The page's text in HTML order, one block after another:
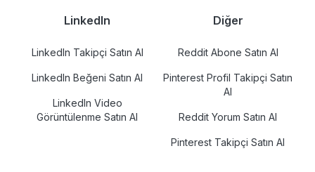
LinkedIn
LinkedIn Takipçi Satın Al
LinkedIn Beğeni Satın Al
LinkedIn Video
Görüntülenme Satın Al
Diğer
Reddit Abone Satın Al
Pinterest Profil Takipçi Satın
Al
Reddit Yorum Satın Al
Pinterest Takipçi Satın Al